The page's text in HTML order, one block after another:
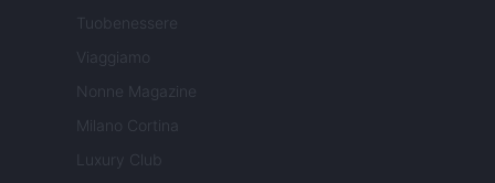
Tuobenessere
Viaggiamo
Nonne Magazine
Milano Cortina
Luxury Club